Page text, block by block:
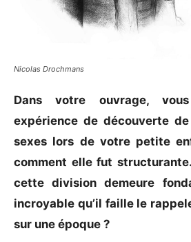
Nicolas Drochmans
Dans votre ouvrage,
expérience de découverte
sexes lors de votre petite
comment elle fut
cette division demeure
incroyable qu’il faille le
sur une époque ?